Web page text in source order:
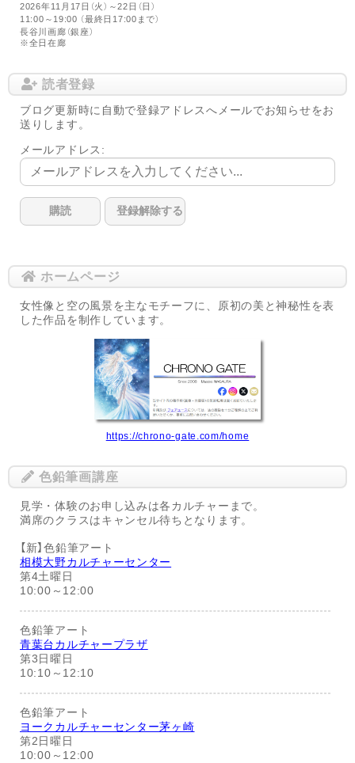
2026年11月17日（火）～22日（日）
11:00～19:00 （最終日17:00まで）
長谷川画廊（銀座）
※全日在廊
読者登録
ブログ更新時に自動で登録アドレスへメールでお知らせをお
送りします。
メールアドレス:
ホームページ
女性像と空の風景を主なモチーフに、原初の美と神秘性を表
した作品を制作しています。
https://chrono-gate.com/home
色鉛筆画講座
見学・体験のお申し込みは各カルチャーまで。
満席のクラスはキャンセル待ちとなります。
【新】色鉛筆アート
相模大野カルチャーセンター
第4土曜日
10:00～12:00
色鉛筆アート
青葉台カルチャープラザ
第3日曜日
10:10～12:10
色鉛筆アート
ヨークカルチャーセンター茅ヶ崎
第2日曜日
10:00～12:00